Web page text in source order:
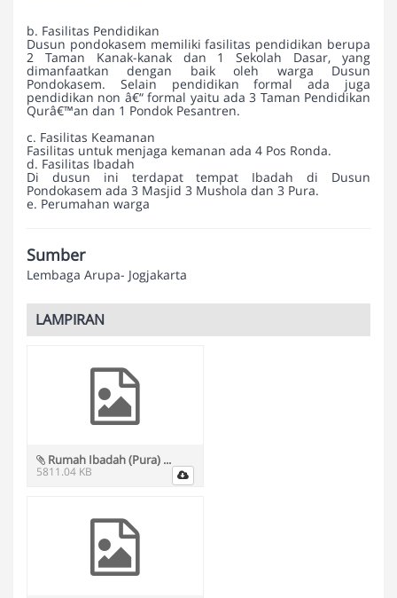
b. Fasilitas Pendidikan
Dusun pondokasem memiliki fasilitas pendidikan berupa
2 Taman Kanak-kanak dan 1 Sekolah Dasar, yang
dimanfaatkan dengan baik oleh warga Dusun
Pondokasem. Selain pendidikan formal ada juga
pendidikan non â€“ formal yaitu ada 3 Taman Pendidikan
Qurâ€™an dan 1 Pondok Pesantren.
c. Fasilitas Keamanan
Fasilitas untuk menjaga kemanan ada 4 Pos Ronda.
d. Fasilitas Ibadah
Di dusun ini terdapat tempat Ibadah di Dusun
Pondokasem ada 3 Masjid 3 Mushola dan 3 Pura.
e. Perumahan warga
Sumber
Lembaga Arupa- Jogjakarta
LAMPIRAN
Rumah Ibadah (Pura) ...
5811.04 KB